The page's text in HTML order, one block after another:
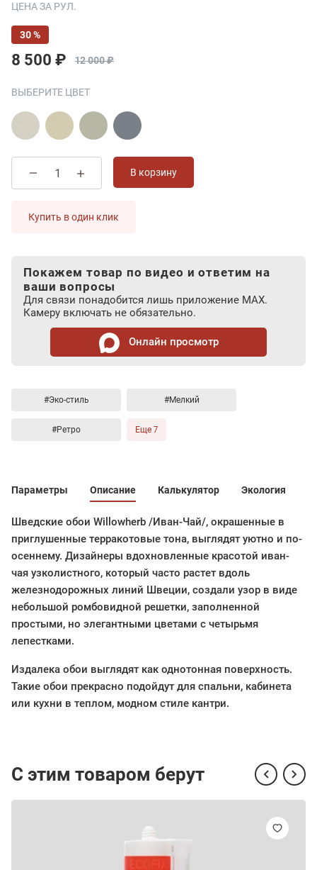
ЦЕНА ЗА РУЛ.
30 %
8 500 ₽ 12 000 ₽
ВЫБЕРИТЕ ЦВЕТ
В корзину
Купить в один клик
Покажем товар по видео и ответим на
ваши вопросы
Для связи понадобится лишь приложение MAX.
Камеру включать не обязательно.
Онлайн просмотр
#Эко-стиль #Мелкий
#Ретро Еще 7
Параметры Описание Калькулятор Экология
Шведские обои Willowherb /Иван-Чай/, окрашенные в
приглушенные терракотовые тона, выглядят уютно и по-
осеннему. Дизайнеры вдохновленные красотой иван-
чая узколистного, который часто растет вдоль
железнодорожных линий Швеции, создали узор в виде
небольшой ромбовидной решетки, заполненной
простыми, но элегантными цветами с четырьмя
лепестками.
Издалека обои выглядят как однотонная поверхность.
Такие обои прекрасно подойдут для спальни, кабинета
или кухни в теплом, модном стиле кантри.
С этим товаром берут